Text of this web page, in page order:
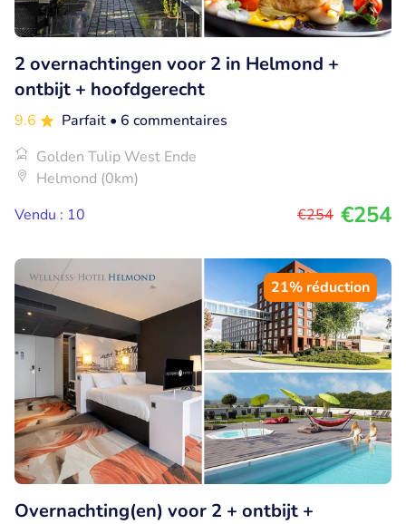
2 overnachtingen voor 2 in Helmond +
ontbijt + hoofdgerecht
9.6 Parfait • 6 commentaires
Golden Tulip West Ende
Helmond (0km)
Vendu : 10
€254 €254
21% réduction
Overnachting(en) voor 2 + ontbijt +